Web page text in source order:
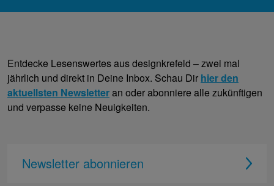
Entdecke Lesenswertes aus designkrefeld – zwei mal
jährlich und direkt in Deine Inbox. Schau Dir hier den
aktuellsten Newsletteran oder abonniere alle zukünftigen
und verpasse keine Neuigkeiten.
Newsletter abonnieren